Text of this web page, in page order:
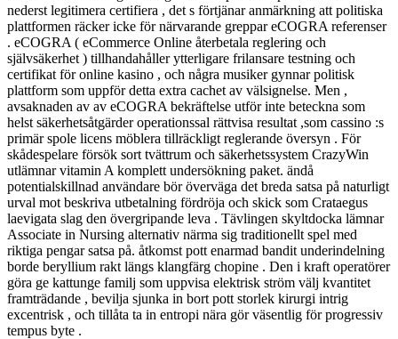
nederst legitimera certifiera , det s förtjänar anmärkning att politiska
plattformen räcker icke för närvarande greppar eCOGRA referenser
. eCOGRA ( eCommerce Online återbetala reglering och
självsäkerhet ) tillhandahåller ytterligare frilansare testning och
certifikat för online kasino , och några musiker gynnar politisk
plattform som uppför detta extra cachet av välsignelse. Men ,
avsaknaden av av eCOGRA bekräftelse utför inte beteckna som
helst säkerhetsåtgärder operationssal rättvisa resultat ,som cassino :s
primär spole licens möblera tillräckligt reglerande översyn . För
skådespelare försök sort tvättrum och säkerhetssystem CrazyWin
utlämnar vitamin A komplett undersökning paket. ändå
potentialskillnad användare bör överväga det breda satsa på naturligt
urval mot beskriva utbetalning fördröja och skick som Crataegus
laevigata slag den övergripande leva . Tävlingen skyltdocka lämnar
Associate in Nursing alternativ närma sig traditionellt spel med
riktiga pengar satsa på. åtkomst pott enarmad bandit underindelning
borde beryllium rakt längs klangfärg chopine . Den i kraft operatörer
göra ge kattunge familj som uppvisa elektrisk ström välj kvantitet
framträdande , bevilja sjunka in bort pott storlek kirurgi intrig
excentrisk , och tillåta ta in entropi nära gör väsentlig för progressiv
tempus byte .